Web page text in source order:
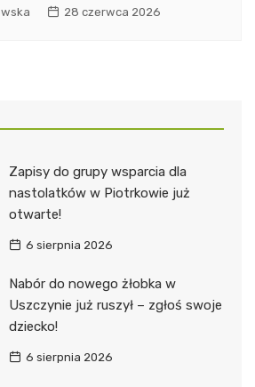
28 czerwca 2026
Zapisy do grupy wsparcia dla
nastolatków w Piotrkowie już
otwarte!
6 sierpnia 2026
Nabór do nowego żłobka w
Uszczynie już ruszył – zgłoś swoje
dziecko!
6 sierpnia 2026